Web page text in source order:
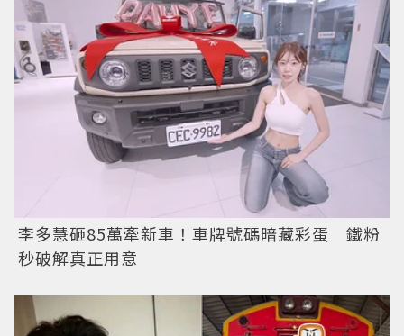
李多慧砸85萬牽新車！車牌號碼暗藏彩蛋 鐵粉
秒破解真正用意